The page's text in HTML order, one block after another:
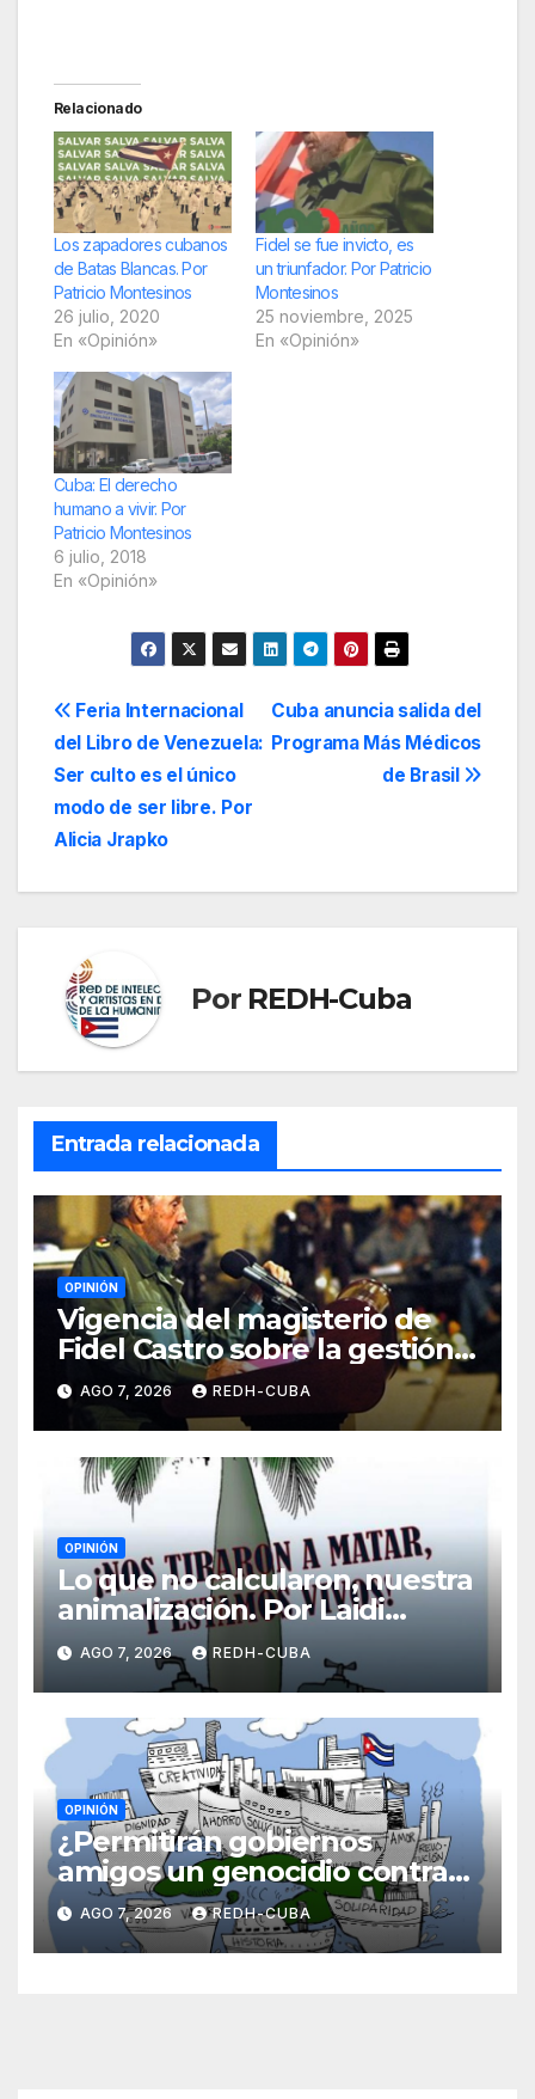
Relacionado
Los zapadores cubanos
de Batas Blancas. Por
Patricio Montesinos
26 julio, 2020
En «Opinión»
Fidel se fue invicto, es
un triunfador. Por Patricio
Montesinos
25 noviembre, 2025
En «Opinión»
Cuba: El derecho
humano a vivir. Por
Patricio Montesinos
6 julio, 2018
En «Opinión»
Navegación
de
entradas
Cuba anuncia salida del
Programa Más Médicos
de Brasil
Feria Internacional
del Libro de Venezuela:
Ser culto es el único
modo de ser libre. Por
Alicia Jrapko
Por REDH-Cuba
Entrada relacionada
OPINIÓN
Vigencia del magisterio de
Fidel Castro sobre la gestión
del liderazgo revolucionario.
Por Jorge Luís Guach Estévez
AGO 7, 2026 REDH-CUBA
OPINIÓN
Lo que no calcularon, nuestra
animalización. Por Laidi
Fernández de Juan
AGO 7, 2026 REDH-CUBA
OPINIÓN
¿Permitirán gobiernos
amigos un genocidio contra
Cuba? Por Hedelberto López
Blanch
AGO 7, 2026 REDH-CUBA